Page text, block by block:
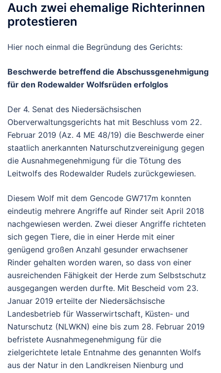
Auch zwei ehemalige Richterinnen
protestieren
Hier noch einmal die Begründung des Gerichts:
Beschwerde betreffend die Abschussgenehmigung
für den Rodewalder Wolfsrüden erfolglos
Der 4. Senat des Niedersächsischen
Oberverwaltungsgerichts hat mit Beschluss vom 22.
Februar 2019 (Az. 4 ME 48/19) die Beschwerde einer
staatlich anerkannten Naturschutzvereinigung gegen
die Ausnahmegenehmigung für die Tötung des
Leitwolfs des Rodewalder Rudels zurückgewiesen.
Diesem Wolf mit dem Gencode GW717m konnten
eindeutig mehrere Angriffe auf Rinder seit April 2018
nachgewiesen werden. Zwei dieser Angriffe richteten
sich gegen Tiere, die in einer Herde mit einer
genügend großen Anzahl gesunder erwachsener
Rinder gehalten worden waren, so dass von einer
ausreichenden Fähigkeit der Herde zum Selbstschutz
ausgegangen werden durfte. Mit Bescheid vom 23.
Januar 2019 erteilte der Niedersächsische
Landesbetrieb für Wasserwirtschaft, Küsten- und
Naturschutz (NLWKN) eine bis zum 28. Februar 2019
befristete Ausnahmegenehmigung für die
zielgerichtete letale Entnahme des genannten Wolfs
aus der Natur in den Landkreisen Nienburg und